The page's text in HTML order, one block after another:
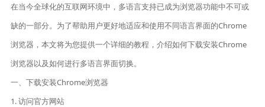
在当今全球化的互联网环境中，多语言支持已成为浏览器功能中不可或
缺的一部分。为了帮助用户更好地适应和使用不同语言界面的Chrome
浏览器，本文将为您提供一个详细的教程，介绍如何下载安装Chrome
浏览器以及如何进行多语言界面切换。
一、下载安装Chrome浏览器
1. 访问官方网站